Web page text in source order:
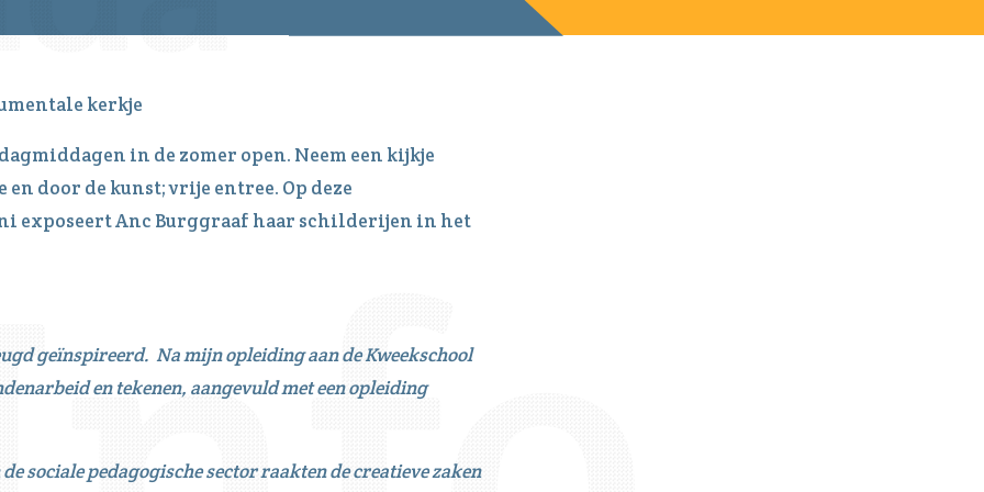
kerkje
in de zomer open. Neem een kijkje
door de kunst; vrije entree. Op deze
exposeert Anc Burggraaf haar schilderijen in het
geïnspireerd. Na mijn opleiding aan de Kweekschool
en tekenen, aangevuld met een opleiding
sociale pedagogische sector raakten de creatieve zaken